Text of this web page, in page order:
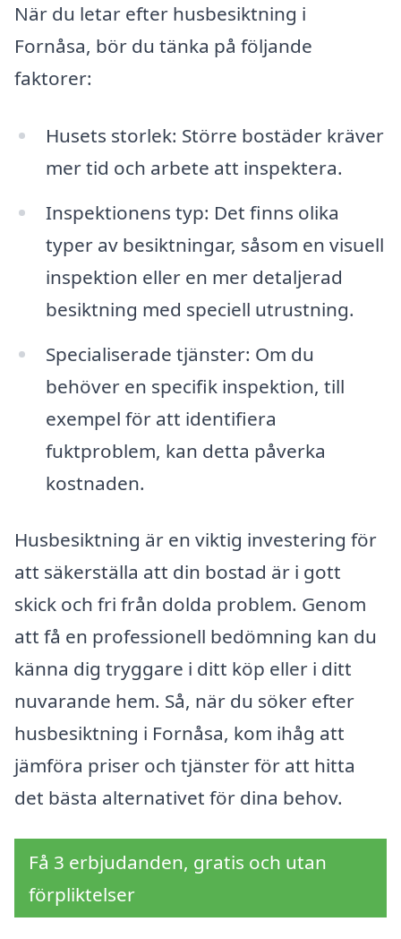
När du letar efter husbesiktning i
Fornåsa, bör du tänka på följande
faktorer:
Husets storlek: Större bostäder kräver
mer tid och arbete att inspektera.
Inspektionens typ: Det finns olika
typer av besiktningar, såsom en visuell
inspektion eller en mer detaljerad
besiktning med speciell utrustning.
Specialiserade tjänster: Om du
behöver en specifik inspektion, till
exempel för att identifiera
fuktproblem, kan detta påverka
kostnaden.
Husbesiktning är en viktig investering för
att säkerställa att din bostad är i gott
skick och fri från dolda problem. Genom
att få en professionell bedömning kan du
känna dig tryggare i ditt köp eller i ditt
nuvarande hem. Så, när du söker efter
husbesiktning i Fornåsa, kom ihåg att
jämföra priser och tjänster för att hitta
det bästa alternativet för dina behov.
Få 3 erbjudanden, gratis och utan
förpliktelser